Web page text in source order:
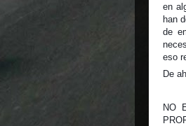
en
han
de
eso
De
NO